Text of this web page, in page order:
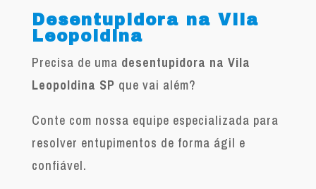
Desentupidora na Vila
Leopoldina
Precisa de uma desentupidora na Vila
Leopoldina SP que vai além?
Conte com nossa equipe especializada para
resolver entupimentos de forma ágil e
confiável.